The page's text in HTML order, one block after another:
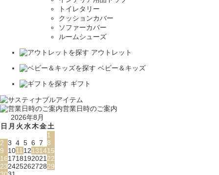
トイレタリー
クッションカバー
ソファーカバー
ルームシューズ
アウトレット
ベビー＆キッズ
ギフト
営業日時のご案内
2026年8月
日 月 火水木金土
1
2 3 4 5 6 7 8
9
1011 12131415
161718192021 22
23242526272829